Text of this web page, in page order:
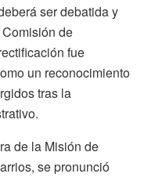
ser debatida y
de
fue
un reconocimiento
tras la
de la Misión de
, se pronunció